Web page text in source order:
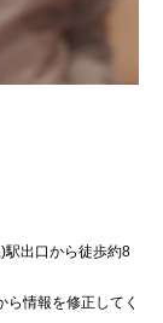
駅出口から徒歩約8
情報を修正してく